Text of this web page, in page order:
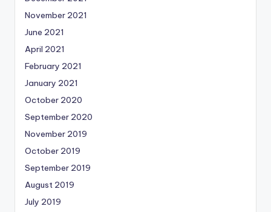
November 2021
June 2021
April 2021
February 2021
January 2021
October 2020
September 2020
November 2019
October 2019
September 2019
August 2019
July 2019